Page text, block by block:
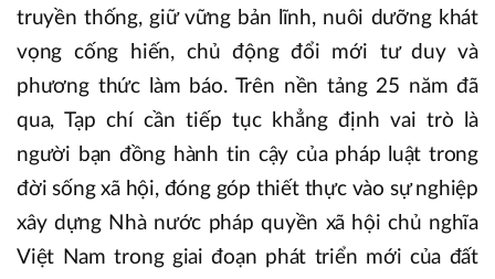
truyền thống, giữ vững bản lĩnh, nuôi dưỡng khát
vọng cống hiến, chủ động đổi mới tư duy và
phương thức làm báo. Trên nền tảng 25 năm đã
qua, Tạp chí cần tiếp tục khẳng định vai trò là
người bạn đồng hành tin cậy của pháp luật trong
đời sống xã hội, đóng góp thiết thực vào sự nghiệp
xây dựng Nhà nước pháp quyền xã hội chủ nghĩa
Việt Nam trong giai đoạn phát triển mới của đất